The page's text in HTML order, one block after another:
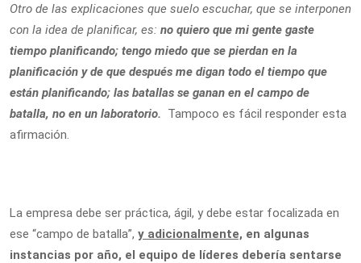
Otro de las explicaciones que suelo escuchar, que se interponen
con la idea de planificar, es: no quiero que mi gente gaste
tiempo planificando; tengo miedo que se pierdan en la
planificación y de que después me digan todo el tiempo que
están planificando; las batallas se ganan en el campo de
batalla, no en un laboratorio. Tampoco es fácil responder esta
afirmación.
La empresa debe ser práctica, ágil, y debe estar focalizada en
ese “campo de batalla”, y adicionalmente, en algunas
instancias por año, el equipo de líderes debería sentarse